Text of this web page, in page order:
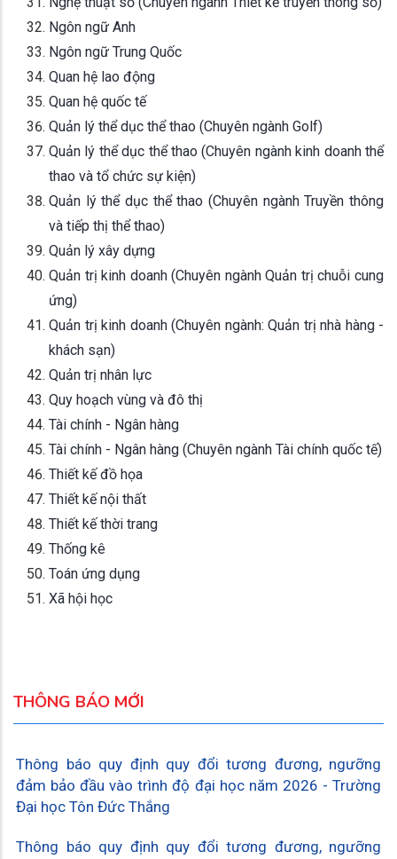
Ngôn ngữ Anh
Ngôn ngữ Trung Quốc
Quan hệ lao động
Quan hệ quốc tế
Quản lý thể dục thể thao (Chuyên ngành Golf)
Quản lý thể dục thể thao (Chuyên ngành kinh doanh thể
thao và tổ chức sự kiện)
Quản lý thể dục thể thao (Chuyên ngành Truyền thông
và tiếp thị thể thao)
Quản lý xây dựng
Quản trị kinh doanh (Chuyên ngành Quản trị chuỗi cung
ứng)
Quản trị kinh doanh (Chuyên ngành: Quản trị nhà hàng -
khách sạn)
Quản trị nhân lực
Quy hoạch vùng và đô thị
Tài chính - Ngân hàng
Tài chính - Ngân hàng (Chuyên ngành Tài chính quốc tế)
Thiết kế đồ họa
Thiết kế nội thất
Thiết kế thời trang
Thống kê
Toán ứng dụng
Xã hội học
THÔNG BÁO MỚI
Thông báo quy định quy đổi tương đương, ngưỡng
đảm bảo đầu vào trình độ đại học năm 2026 - Trường
Đại học Tôn Đức Thắng
Thông báo quy định quy đổi tương đương, ngưỡng